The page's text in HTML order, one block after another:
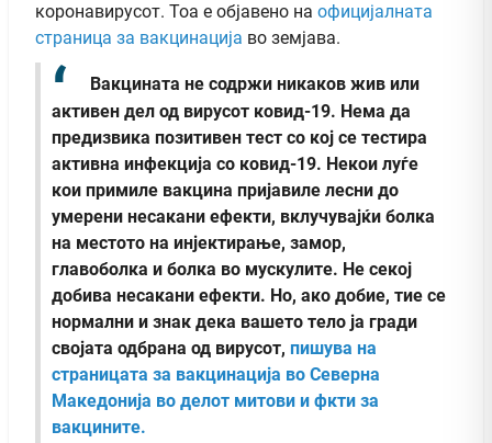
коронавирусот. Тоа е објавено на официјалната
страница за вакцинација во земјава.
Вакцината не содржи никаков жив или
активен дел од вирусот ковид-19. Нема да
предизвика позитивен тест со кој се тестира
активна инфекција со ковид-19. Некои луѓе
кои примиле вакцина пријавиле лесни до
умерени несакани ефекти, вклучувајќи болка
на местото на инјектирање, замор,
главоболка и болка во мускулите. Не секој
добива несакани ефекти. Но, ако добие, тие се
нормални и знак дека вашето тело ја гради
својата одбрана од вирусот, пишува на
страницата за вакцинација во Северна
Македонија во делот митови и фкти за
вакцините.